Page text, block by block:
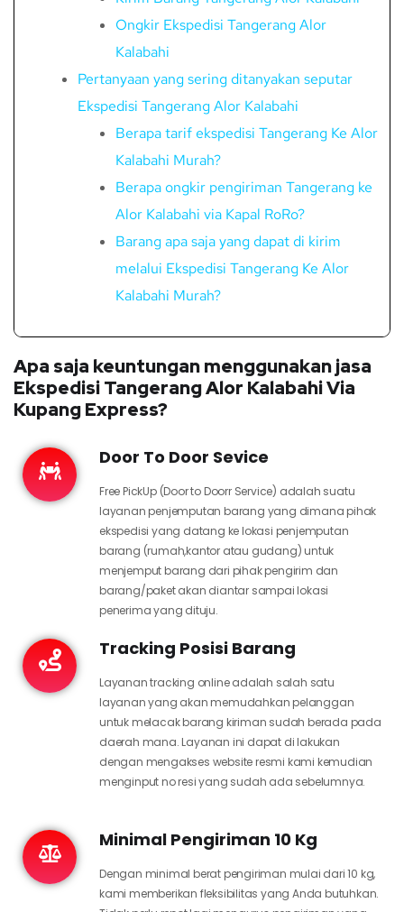
Ongkir Ekspedisi Tangerang Alor
Kalabahi
Pertanyaan yang sering ditanyakan seputar
Ekspedisi Tangerang Alor Kalabahi
Berapa tarif ekspedisi Tangerang Ke Alor
Kalabahi Murah?
Berapa ongkir pengiriman Tangerang ke
Alor Kalabahi via Kapal RoRo?
Barang apa saja yang dapat di kirim
melalui Ekspedisi Tangerang Ke Alor
Kalabahi Murah?
Apa saja keuntungan menggunakan jasa
Ekspedisi Tangerang Alor Kalabahi Via
Kupang Express?
Door To Door Sevice
Free PickUp (Door to Doorr Service) adalah suatu
layanan penjemputan barang yang dimana pihak
ekspedisi yang datang ke lokasi penjemputan
barang (rumah,kantor atau gudang) untuk
menjemput barang dari pihak pengirim dan
barang/paket akan diantar sampai lokasi
penerima yang dituju.
Tracking Posisi Barang
Layanan tracking online adalah salah satu
layanan yang akan memudahkan pelanggan
untuk melacak barang kiriman sudah berada pada
daerah mana. Layanan ini dapat di lakukan
dengan mengakses website resmi kami kemudian
menginput no resi yang sudah ada sebelumnya.
Minimal Pengiriman 10 Kg
Dengan minimal berat pengiriman mulai dari 10 kg,
kami memberikan fleksibilitas yang Anda butuhkan.